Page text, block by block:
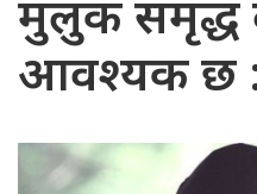
मुलुक समृद्ध
आवश्यक छ